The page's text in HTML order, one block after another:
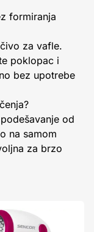
formiranja
za vafle.
poklopac i
bez upotrebe
od
na samom
za brzo